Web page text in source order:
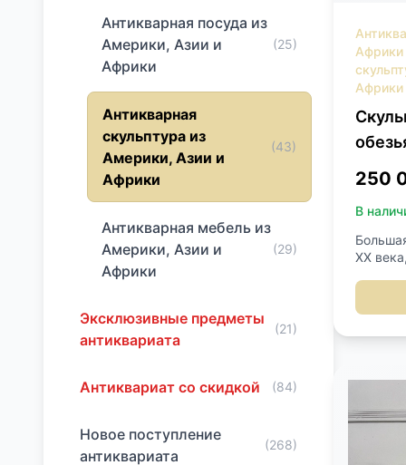
Антикварная посуда из
Америки, Азии и
Африки
(25)
Антикварная
скульптура из
Америки, Азии и
Африки
(43)
Антикварная мебель из
Америки, Азии и
Африки
(29)
Эксклюзивные предметы
антиквариата
(21)
Антиквариат со скидкой (84)
Новое поступление
антиквариата
(268)
Африки
Африки
250
В
XX